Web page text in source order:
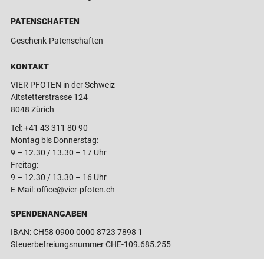
PATENSCHAFTEN
Geschenk-Patenschaften
KONTAKT
VIER PFOTEN in der Schweiz
Altstetterstrasse 124
8048 Zürich
Tel:+41 43 311 80 90
Montag bis Donnerstag:
9 – 12.30 / 13.30 – 17 Uhr
Freitag:
9 – 12.30 / 13.30 – 16 Uhr
E-Mail:office@vier-pfoten.ch
SPENDENANGABEN
IBAN: CH58 0900 0000 8723 7898 1
Steuerbefreiungsnummer CHE-109.685.255